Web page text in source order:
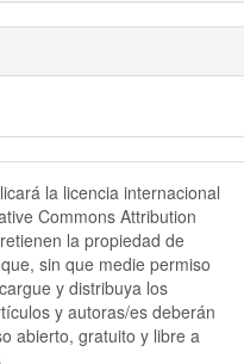
la licencia internacional
Commons Attribution
la propiedad de
sin que medie permiso
y distribuya los
y autoras/es deberán
abierto, gratuito y libre a